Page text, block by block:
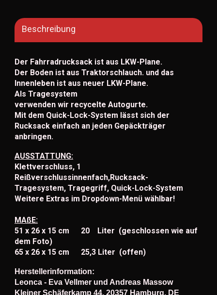
Beschreibung
Der Fahrradrucksack ist aus LKW-Plane.
Der Boden ist aus Traktorschlauch. und das
Innenleben ist aus neuer LKW-Plane.
Als Tragesystem
verwenden wir recycelte Autogurte.
Mit dem Quick-Lock-System lässt sich der
Rucksack einfach an jeden Gepäckträger
anbringen.
AUSSTATTUNG:
Klettverschluss, 1
Reißverschlussinnenfach,Rucksack-
Tragesystem, Tragegriff, Quick-Lock-System
Weitere Extras im Dropdown-Menü wählbar!
MAßE:
51 x 26 x 15 cm 20 Liter (geschlossen wie auf
dem Foto)
65 x 26 x 15 cm 25,3 Liter (offen)
Herstellerinformation:
Leonca - Eva Vellmer und Andreas Massow
Kleiner Schäferkamp 44, 20357 Hamburg, DE